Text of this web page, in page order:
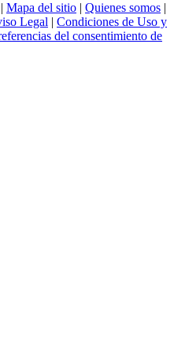
| Mapa del sitio | Quienes somos |
Legal | Condiciones de Uso y
del consentimiento de